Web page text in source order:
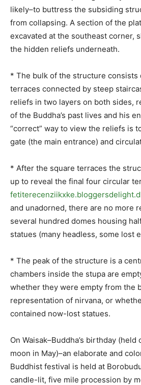
likely–to buttress the subsiding
from collapsing. A section of the
excavated at the southeast corner,
the hidden reliefs underneath.
* The bulk of the structure consists
terraces connected by steep
reliefs in two layers on both sides,
of the Buddha’s past lives and his
“correct” way to view the reliefs is
gate (the main entrance) and
* After the square terraces the
up to reveal the final four circular
and unadorned, there are no more
several hundred domes housing
statues (many headless, some lost
* The peak of the structure is a
chambers inside the stupa are
whether they were empty from the
representation of nirvana, or
contained now-lost statues.
On Waisak–Buddha’s birthday
moon in May)–an elaborate and
Buddhist festival is held at
candle-lit, five mile procession by